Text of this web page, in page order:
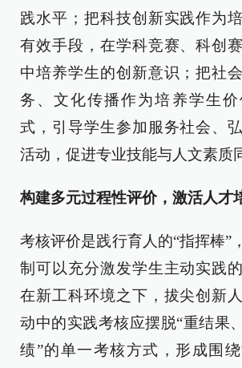
践水平；把科技创新实践作为
有效手段，在学科竞赛、科创
中培养学生的创新意识；把社
务、文化传播作为培养学生
式，引导学生参加服务社会、
活动，促进专业技能与人文素质
构建多元过程性评价，激活人才
考核评价是践行育人的“指挥棒”
制可以充分激发学生主动实践
在新工科环境之下，拔尖创新
动中的实践考核应摆脱“重结果
绩”的单一考核方式，形成围